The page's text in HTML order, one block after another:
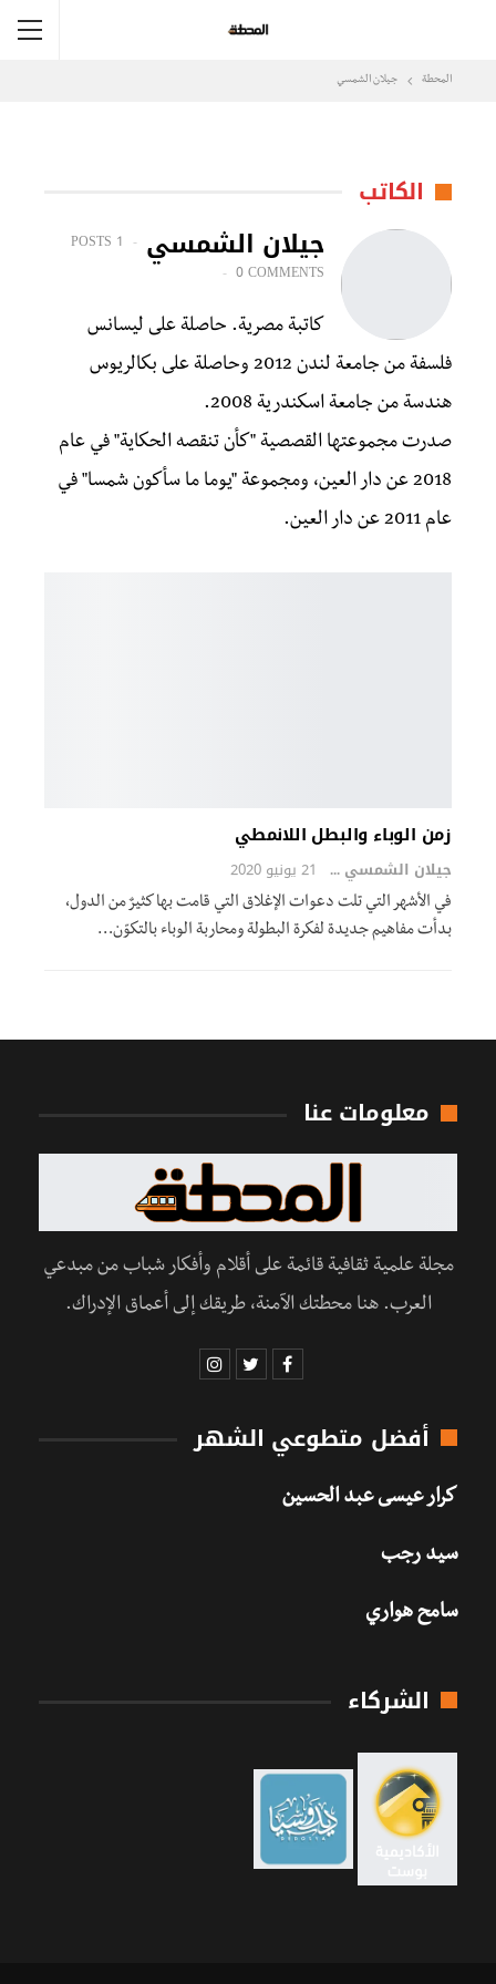
المحطة جيلان الشمسي
الكاتب
جيلان الشمسي
1 POSTS
0 COMMENTS
كاتبة مصرية. حاصلة على ليسانس
فلسفة من جامعة لندن 2012 وحاصلة على بكالريوس
هندسة من جامعة اسكندرية 2008.
صدرت مجموعتها القصصية "كأن تنقصه الحكاية" في عام
2018 عن دار العين، ومجموعة "يوما ما سأكون شمسا" في
عام 2011 عن دار العين.
زمن الوباء والبطل اللانمطي
جيلان الشمسي 21 يونيو 2020
في الأشهر التي تلت دعوات الإغلاق التي قامت بها كثيرٌ من الدول،
بدأت مفاهيم جديدة لفكرة البطولة ومحاربة الوباء بالتكوّن…
معلومات عنا
مجلة علمية ثقافية قائمة على أقلام وأفكار شباب من مبدعي
العرب. هنا محطتك الآمنة، طريقك إلى أعماق الإدراك.
أفضل متطوعي الشهر
كرار عيسى عبد الحسين
سيد رجب
سامح هواري
الشركاء